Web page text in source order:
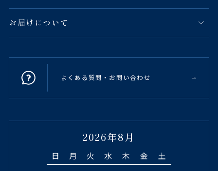
お届けについて
よくある質問・お問い合わせ
2026年8月
日 月 火 水 木 金 土